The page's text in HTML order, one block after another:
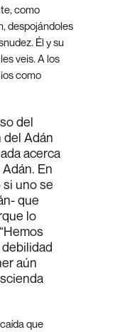
como
despojándoles
Él y su
veis. A los
como
del
del Adán
acerca
En
uno se
que
lo
aún
que